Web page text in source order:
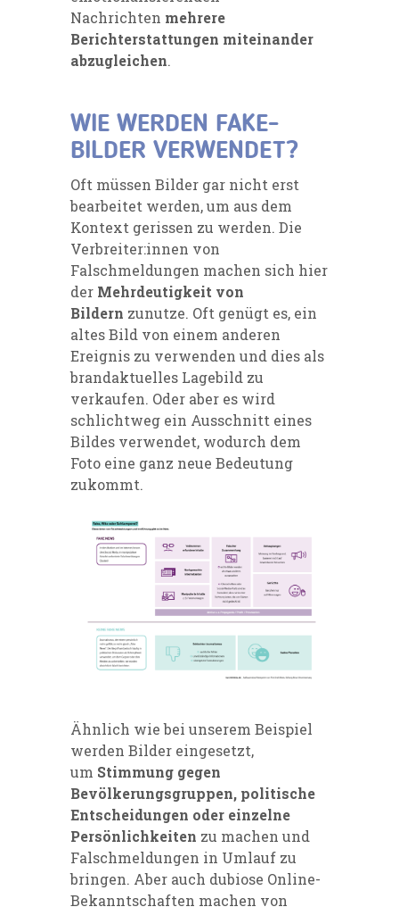
Nachrichten mehrere
Berichterstattungen miteinander
abzugleichen.
WIE WERDEN FAKE-
BILDER VERWENDET?
Oft müssen Bilder gar nicht erst
bearbeitet werden, um aus dem
Kontext gerissen zu werden. Die
Verbreiter:innen von
Falschmeldungen machen sich hier
der Mehrdeutigkeit von
Bildern zunutze. Oft genügt es, ein
altes Bild von einem anderen
Ereignis zu verwenden und dies als
brandaktuelles Lagebild zu
verkaufen. Oder aber es wird
schlichtweg ein Ausschnitt eines
Bildes verwendet, wodurch dem
Foto eine ganz neue Bedeutung
zukommt.
Ähnlich wie bei unserem Beispiel
werden Bilder eingesetzt,
um Stimmung gegen
Bevölkerungsgruppen, politische
Entscheidungen oder einzelne
Persönlichkeiten zu machen und
Falschmeldungen in Umlauf zu
bringen. Aber auch dubiose Online-
Bekanntschaften machen von